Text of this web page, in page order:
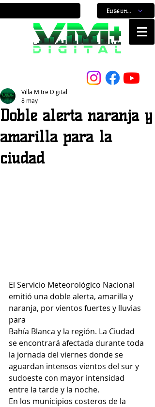
Elige un horario
Doble alerta naranja y
amarilla para la
ciudad
Villa Mitre Digital
8 may
El Servicio Meteorológico Nacional
emitió una doble alerta, amarilla y
naranja, por vientos fuertes y lluvias
para
Bahía Blanca y la región. La Ciudad
se encontrará afectada durante toda
la jornada del viernes donde se
aguardan intensos vientos del sur y
sudoeste con mayor intensidad
entre la tarde y la noche.
En los municipios costeros de la